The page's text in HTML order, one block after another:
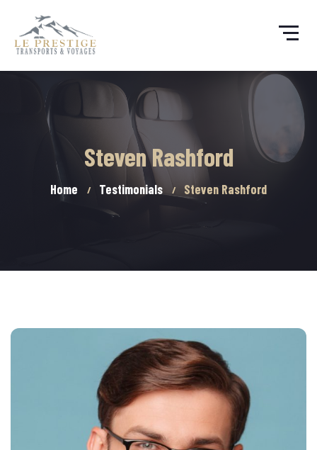
Steven Rashford
Home Testimonials Steven Rashford